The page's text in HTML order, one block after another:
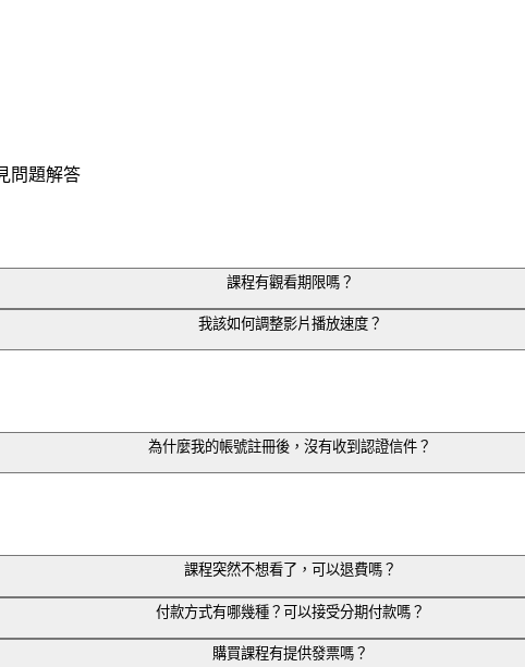
問題解答
課程有觀看期限嗎？
及地點限制，皆可無限次數、重複觀看內容！
看期限內免費觀看更新內容。
我該如何調整影片播放速度？
為什麼我的帳號註冊後，沒有收到認證信件？
課程突然不想看了，可以退費嗎？
申請退費。
付款方式有哪幾種？可以接受分期付款嗎？
超商代碼繳費。分期付款，目前可接受台新與玉山信用卡刷卡分
購買課程有提供發票嗎？